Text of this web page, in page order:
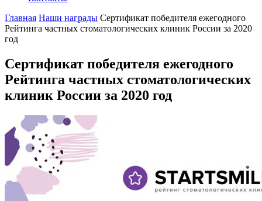
Главная Наши награды Сертификат победителя ежегодного
Рейтинга частных стоматологических клиник России за 2020
год
Сертификат победителя ежегодного
Рейтинга частных стоматологических
клиник России за 2020 год